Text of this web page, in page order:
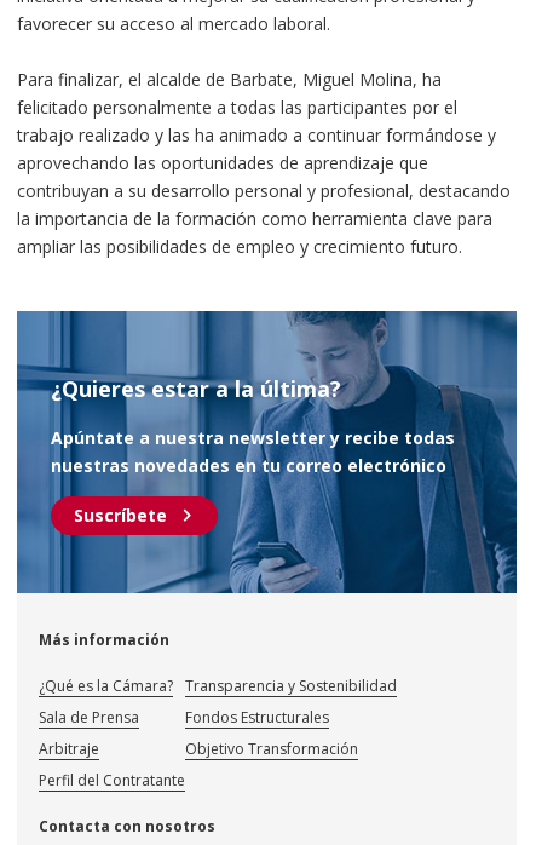
favorecer su acceso al mercado laboral.
Para finalizar, el alcalde de Barbate, Miguel Molina, ha
felicitado personalmente a todas las participantes por el
trabajo realizado y las ha animado a continuar formándose y
aprovechando las oportunidades de aprendizaje que
contribuyan a su desarrollo personal y profesional, destacando
la importancia de la formación como herramienta clave para
ampliar las posibilidades de empleo y crecimiento futuro.
¿Quieres estar a la última?
Apúntate a nuestra newsletter y recibe todas
nuestras novedades en tu correo electrónico
Suscríbete chevron_right
Más información
¿Qué es la Cámara?
Sala de Prensa
Arbitraje
Perfil del Contratante
Transparencia y Sostenibilidad
Fondos Estructurales
Objetivo Transformación
Contacta con nosotros